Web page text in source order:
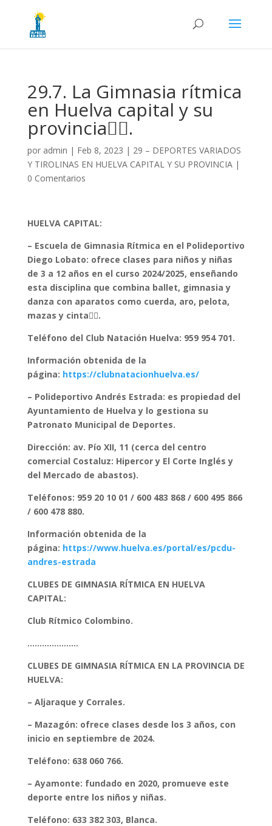
29.7. La Gimnasia rítmica
en Huelva capital y su
provincia🤸‍♀️.
por admin | Feb 8, 2023 | 29 – DEPORTES VARIADOS
Y TIROLINAS EN HUELVA CAPITAL Y SU PROVINCIA|
0 Comentarios
HUELVA CAPITAL:
– Escuela de Gimnasia Rítmica en el Polideportivo
Diego Lobato: ofrece clases para niños y niñas
de 3 a 12 años en el curso 2024/2025, enseñando
esta disciplina que combina ballet, gimnasia y
danza con aparatos como cuerda, aro, pelota,
mazas y cinta🤸‍♀️.
Teléfono del Club Natación Huelva: 959 954 701.
Información obtenida de la
página: https://clubnatacionhuelva.es/
– Polideportivo Andrés Estrada: es propiedad del
Ayuntamiento de Huelva y lo gestiona su
Patronato Municipal de Deportes.
Dirección: av. Pío XII, 11 (cerca del centro
comercial Costaluz: Hipercor y El Corte Inglés y
del Mercado de abastos).
Teléfonos: 959 20 10 01 / 600 483 868 / 600 495 866
/ 600 478 880.
Información obtenida de la
página: https://www.huelva.es/portal/es/pcdu-
andres-estrada
CLUBES DE GIMNASIA RÍTMICA EN HUELVA
CAPITAL:
Club Rítmico Colombino.
…………………
CLUBES DE GIMNASIA RÍTMICA EN LA PROVINCIA DE
HUELVA:
– Aljaraque y Corrales.
– Mazagón: ofrece clases desde los 3 años, con
inicio en septiembre de 2024.
Teléfono: 638 060 766.
– Ayamonte: fundado en 2020, promueve este
deporte entre los niños y niñas.
Teléfono: 633 382 303, Blanca.